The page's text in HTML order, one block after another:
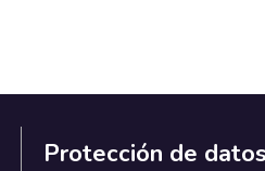
Protección de datos